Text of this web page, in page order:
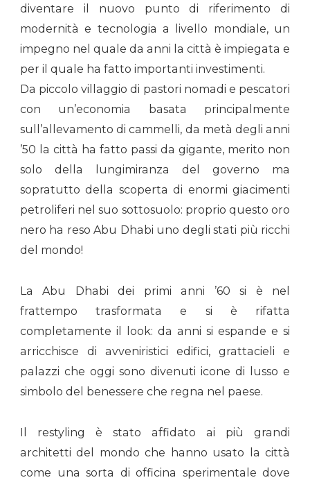
diventare il nuovo punto di riferimento di
modernità e tecnologia a livello mondiale, un
impegno nel quale da anni la città è impiegata e
per il quale ha fatto importanti investimenti.
Da piccolo villaggio di pastori nomadi e pescatori
con un’economia basata principalmente
sull’allevamento di cammelli, da metà degli anni
’50 la città ha fatto passi da gigante, merito non
solo della lungimiranza del governo ma
sopratutto della scoperta di enormi giacimenti
petroliferi nel suo sottosuolo: proprio questo oro
nero ha reso Abu Dhabi uno degli stati più ricchi
del mondo!
La Abu Dhabi dei primi anni ’60 si è nel
frattempo trasformata e si è rifatta
completamente il look: da anni si espande e si
arricchisce di avveniristici edifici, grattacieli e
palazzi che oggi sono divenuti icone di lusso e
simbolo del benessere che regna nel paese.
Il restyling è stato affidato ai più grandi
architetti del mondo che hanno usato la città
come una sorta di officina sperimentale dove